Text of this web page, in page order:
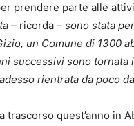
prendere parte alle
– ricorda – sono stata
un Comune di 1300
successivi sono
rientrata da poco
trascorso quest’anno in